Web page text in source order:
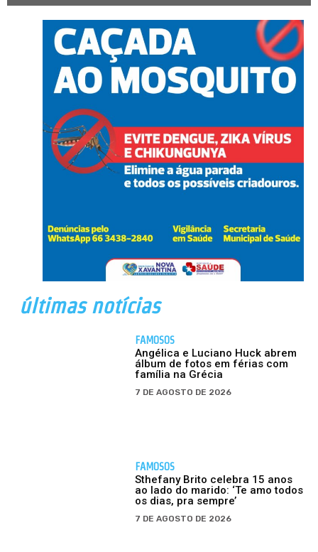
últimas notícias
FAMOSOS
Angélica e Luciano Huck abrem
álbum de fotos em férias com
família na Grécia
7 DE AGOSTO DE 2026
FAMOSOS
Sthefany Brito celebra 15 anos
ao lado do marido: ‘Te amo todos
os dias, pra sempre’
7 DE AGOSTO DE 2026